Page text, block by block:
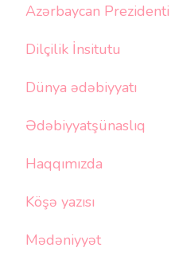
Azərbaycan Prezidenti
Dilçilik İnsitutu
Dünya ədəbiyyatı
Ədəbiyyatşünaslıq
Haqqımızda
Köşə yazısı
Mədəniyyət